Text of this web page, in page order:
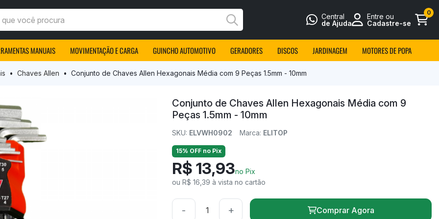
procura
Busca
Central
de Ajuda
Entre ou
Cadastre-se
0
MANUAIS MOVIMENTAÇÃO E CARGA GUINCHO AUTOMOTIVO GERADORES DISCOS JARDINAGEM MOTORES DE POPA
Chaves Allen Conjunto de Chaves Allen Hexagonais Média com 9 Peças 1.5mm - 10mm
Conjunto de Chaves Allen Hexagonais Média com 9
Peças 1.5mm - 10mm
SKU: ELVWH0902 Marca: ELITOP
15% OFF no Pix
R$ 13,93no Pix
ou R$ 16,39 à vista no cartão
- + Comprar Agora